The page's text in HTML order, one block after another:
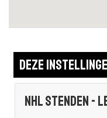
Deze
NHL Stenden -